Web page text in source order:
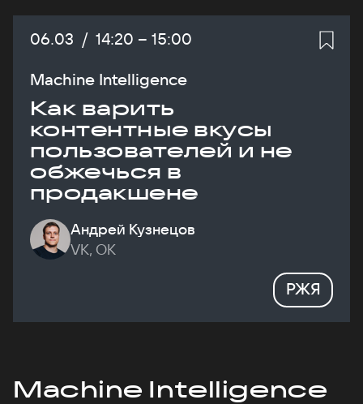
Дата:
06.03 / Начало:
14:20 – Конец:
15:00
Machine Intelligence
Как варить
контентные вкусы
пользователей и не
обжечься в
продакшене
Андрей Кузнецов
VK, ОК
РЖЯ
Machine Intelligence